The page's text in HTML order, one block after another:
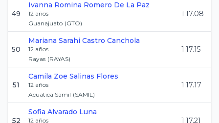
49
Ivanna Romina Romero De La Paz
12 años
Guanajuato (GTO)
1:17.08
50
Mariana Sarahi Castro Canchola
12 años
Rayas (RAYAS)
1:17.15
51
Camila Zoe Salinas Flores
12 años
Acuatica Samil (SAMIL)
1:17.17
52
Sofia Alvarado Luna
12 años
1:17.21